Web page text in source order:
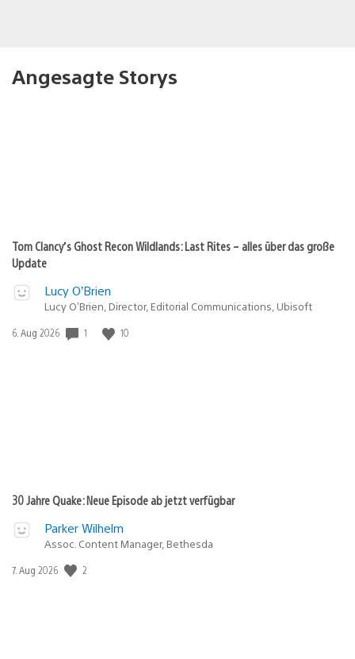
Angesagte Storys
Tom Clancy’s Ghost Recon Wildlands: Last Rites – alles über das große
Update
Lucy O’Brien
Lucy O’Brien, Director, Editorial Communications, Ubisoft
Veröffentlichungsdatum:
6. Aug 2026 1 10
30 Jahre Quake: Neue Episode ab jetzt verfügbar
Parker Wilhelm
Assoc. Content Manager, Bethesda
Veröffentlichungsdatum:
7. Aug 2026 2